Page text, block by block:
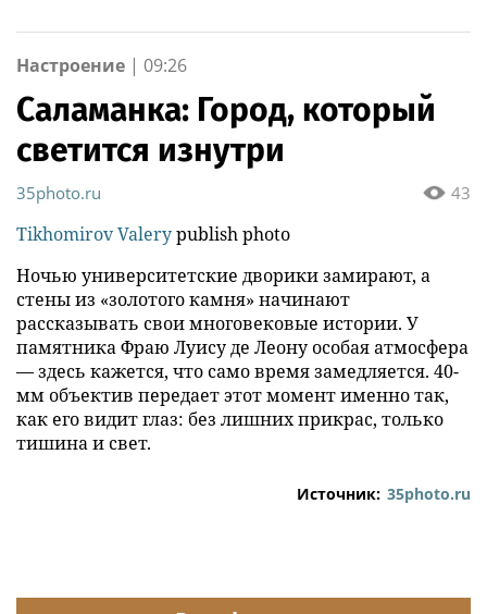
Андрея Малышева (
роман опубликован в
2016 г. )
Настроение | 09:26
Саламанка: Город, который
светится изнутри
43
35photo.ru
Tikhomirov Valerypublish photo
Ночью университетские дворики замирают, а
стены из «золотого камня» начинают
рассказывать свои многовековые истории. У
памятника Фраю Луису де Леону особая атмосфера
— здесь кажется, что само время замедляется. 40-
мм объектив передает этот момент именно так,
как его видит глаз: без лишних прикрас, только
тишина и свет.
Источник: 35photo.ru